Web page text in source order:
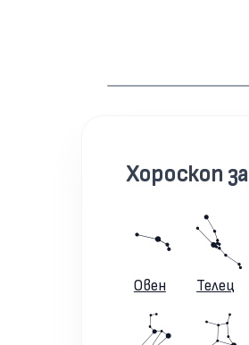
Хороскоп
Овен Телец